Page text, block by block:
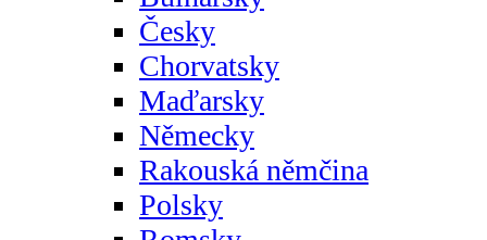
Česky
Chorvatsky
Maďarsky
Německy
Rakouská němčina
Polsky